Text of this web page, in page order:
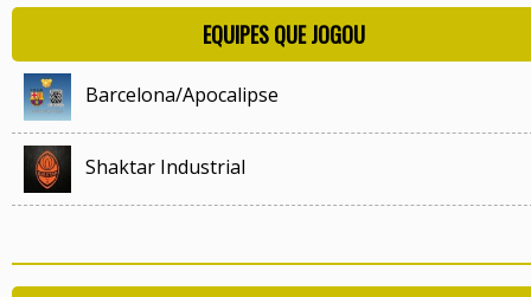
EQUIPES QUE JOGOU
Barcelona/Apocalipse
Shaktar Industrial